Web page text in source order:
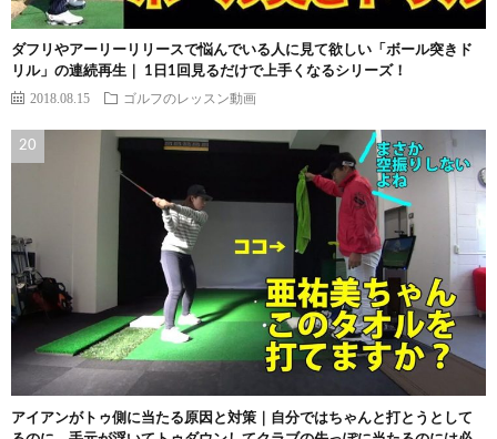
ダフリやアーリーリリースで悩んでいる人に見て欲しい「ボール突きド
リル」の連続再生｜ 1日1回見るだけで上手くなるシリーズ！
2018.08.15 ゴルフのレッスン動画
アイアンがトゥ側に当たる原因と対策｜自分ではちゃんと打とうとして